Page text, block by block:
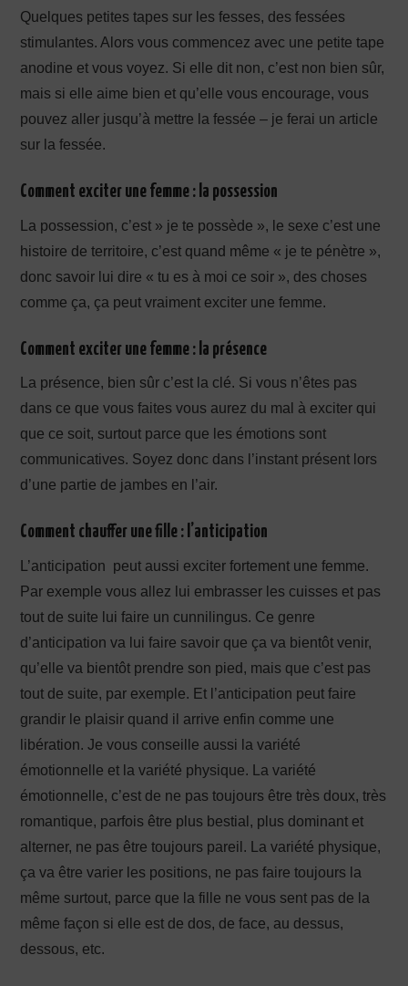
Quelques petites tapes sur les fesses, des fessées
stimulantes. Alors vous commencez avec une petite tape
anodine et vous voyez. Si elle dit non, c’est non bien sûr,
mais si elle aime bien et qu’elle vous encourage, vous
pouvez aller jusqu’à mettre la fessée – je ferai un article
sur la fessée.
Comment exciter une femme : la possession
La possession, c’est » je te possède », le sexe c’est une
histoire de territoire, c’est quand même « je te pénètre »,
donc savoir lui dire « tu es à moi ce soir », des choses
comme ça, ça peut vraiment exciter une femme.
Comment exciter une femme : la présence
La présence, bien sûr c’est la clé. Si vous n’êtes pas
dans ce que vous faites vous aurez du mal à exciter qui
que ce soit, surtout parce que les émotions sont
communicatives. Soyez donc dans l’instant présent lors
d’une partie de jambes en l’air.
Comment chauffer une fille : l’anticipation
L’anticipation peut aussi exciter fortement une femme.
Par exemple vous allez lui embrasser les cuisses et pas
tout de suite lui faire un cunnilingus. Ce genre
d’anticipation va lui faire savoir que ça va bientôt venir,
qu’elle va bientôt prendre son pied, mais que c’est pas
tout de suite, par exemple. Et l’anticipation peut faire
grandir le plaisir quand il arrive enfin comme une
libération. Je vous conseille aussi la variété
émotionnelle et la variété physique. La variété
émotionnelle, c’est de ne pas toujours être très doux, très
romantique, parfois être plus bestial, plus dominant et
alterner, ne pas être toujours pareil. La variété physique,
ça va être varier les positions, ne pas faire toujours la
même surtout, parce que la fille ne vous sent pas de la
même façon si elle est de dos, de face, au dessus,
dessous, etc.